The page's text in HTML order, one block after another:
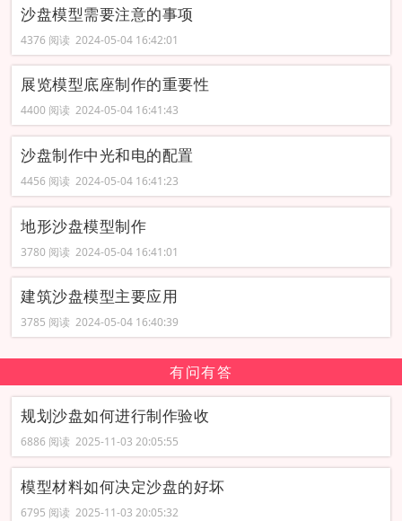
沙盘模型需要注意的事项
4376 阅读 2024-05-04 16:42:01
展览模型底座制作的重要性
4400 阅读 2024-05-04 16:41:43
沙盘制作中光和电的配置
4456 阅读 2024-05-04 16:41:23
地形沙盘模型制作
3780 阅读 2024-05-04 16:41:01
建筑沙盘模型主要应用
3785 阅读 2024-05-04 16:40:39
有问有答
规划沙盘如何进行制作验收
6886 阅读 2025-11-03 20:05:55
模型材料如何决定沙盘的好坏
6795 阅读 2025-11-03 20:05:32